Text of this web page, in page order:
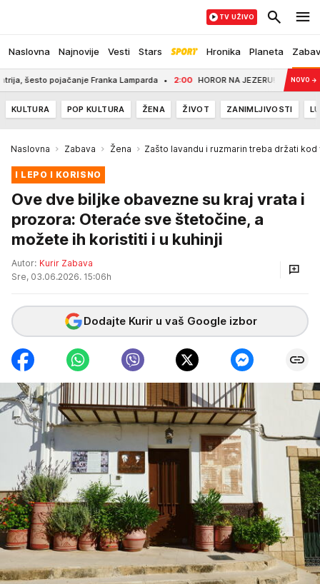
Naslovna Najnovije Vesti Stars Hronika Planeta
TV UŽIVO
Franka Lamparda 2:00 HOROR NA JEZERU! Jak vetar prevrnuo
NOVO →
KULTURA POP KULTURA ŽENA ŽIVOT ZANIMLJIVOSTI
Naslovna Zabava Žena Zašto lavandu i ruzmarin treba držati
I LEPO I KORISNO
Ove dve biljke obavezne su kraj vrata i
prozora: Oteraće sve štetočine, a
možete ih koristiti i u kuhinji
Autor: Kurir Zabava
Sre, 03.06.2026. 15:06h
Dodajte Kurir u vaš Google izbor